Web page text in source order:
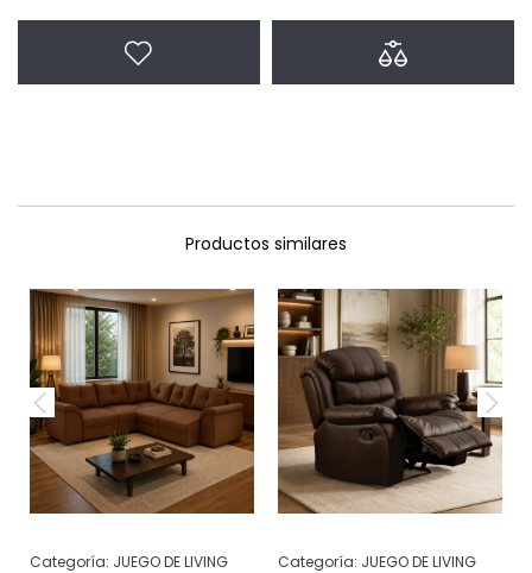
Productos similares
Categoría: JUEGO DE LIVING Categoría: JUEGO DE LIVING